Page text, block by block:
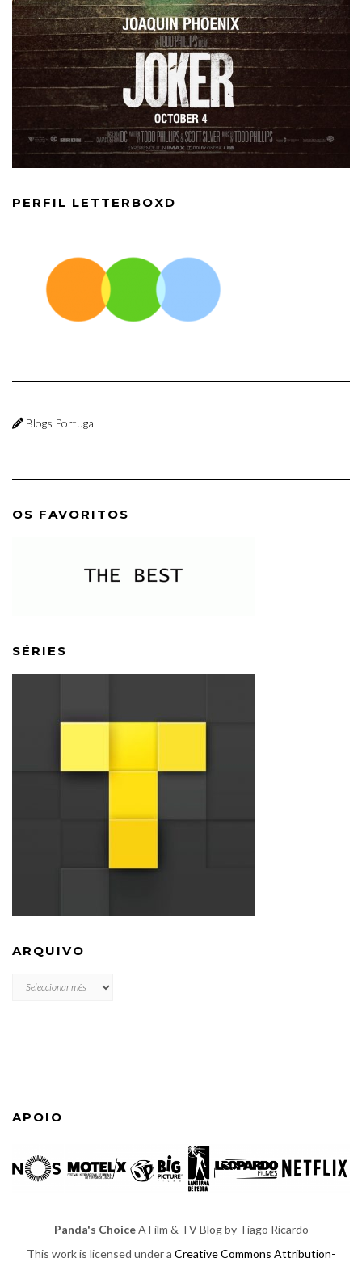
PERFIL LETTERBOXD
Blogs Portugal
OS FAVORITOS
SÉRIES
ARQUIVO
ARQUIVO
APOIO
Panda's ChoiceA Film & TV Blog by Tiago Ricardo
This work is licensed under a Creative Commons Attribution-